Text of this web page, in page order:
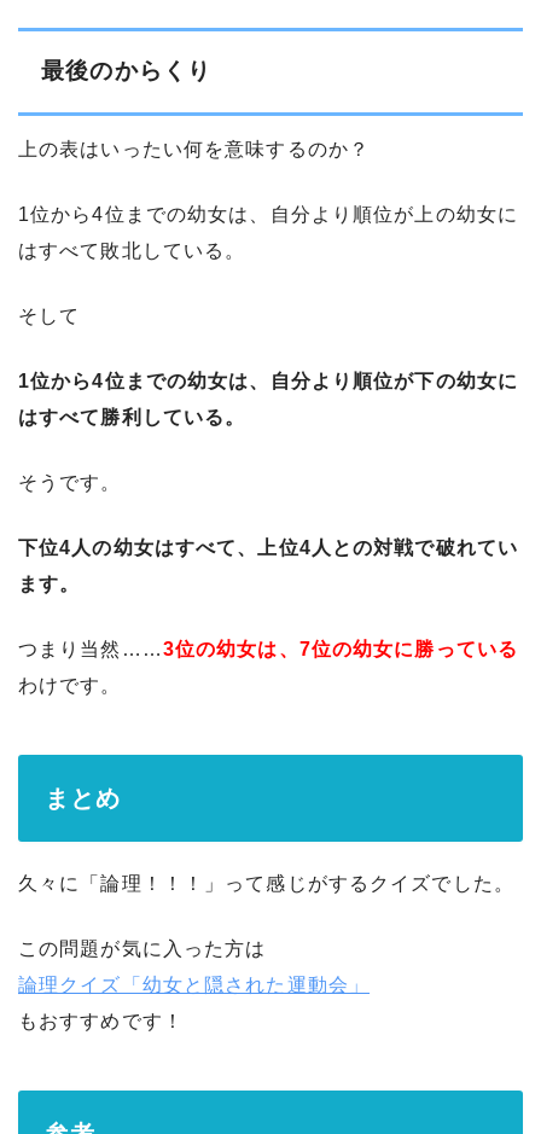
最後のからくり
上の表はいったい何を意味するのか？
1位から4位までの幼女は、自分より順位が上の幼女に
はすべて敗北している。
そして
1位から4位までの幼女は、自分より順位が下の幼女に
はすべて勝利している。
そうです。
下位4人の幼女はすべて、上位4人との対戦で破れてい
ます。
つまり当然……3位の幼女は、7位の幼女に勝っている
わけです。
まとめ
久々に「論理！！！」って感じがするクイズでした。
この問題が気に入った方は
論理クイズ「幼女と隠された運動会」
もおすすめです！